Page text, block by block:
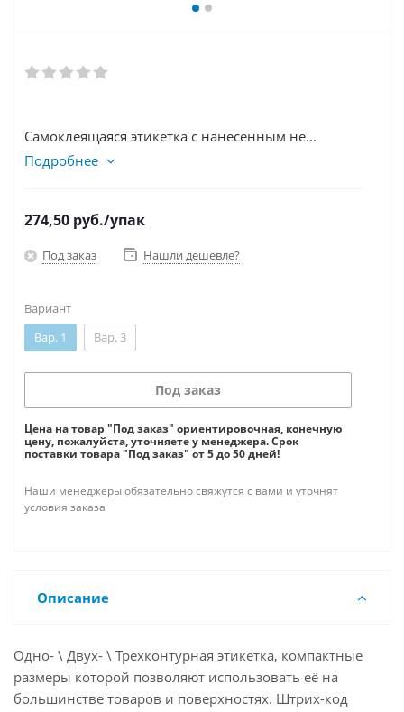
Самоклеящаяся этикетка с нанесенным не...
Подробнее
274,50 руб./упак
Под заказ Нашли дешевле?
Вариант
Вар. 1
Вар. 3
Под заказ
Цена на товар "Под заказ" ориентировочная, конечную
цену, пожалуйста, уточняете у менеджера. Срок
поставки товара "Под заказ" от 5 до 50 дней!
Наши менеджеры обязательно свяжутся с вами и уточнят
условия заказа
Описание
Одно- \ Двух- \ Трехконтурная этикетка, компактные
размеры которой позволяют использовать её на
большинстве товаров и поверхностях. Штрих-код